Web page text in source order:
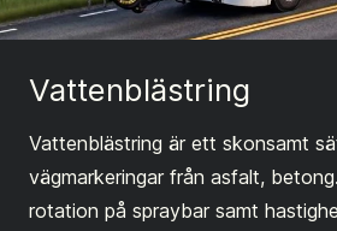
Vattenblästring
Vattenblästring är ett skonsamt
vägmarkeringar från asfalt,
rotation på spraybar samt